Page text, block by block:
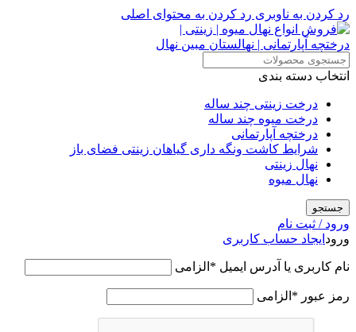
رد کردن به ناوبری رد کردن به محتوای اصلی
انتخاب دسته بندی
درخت زینتی چند ساله
درخت میوه چند ساله
درختچه آپارتمانی
شرایط کاشت ونگه داری گیاهان زینتی فضای باز
نهال زینتی
نهال میوه
جستجو
ورود / ثبت نام
ورود ایجاد حساب کاربری
نام کاربری یا آدرس ایمیل * الزامی
رمز عبور * الزامی